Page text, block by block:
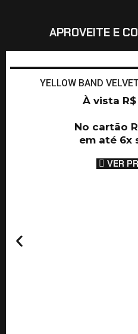
APROVEITE E
YELLOW BAND
À vista R$
No cartão
em até 6x
VER